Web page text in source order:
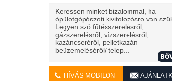
Keressen minket bizalommal, ha
épületgépészeti kivitelezésre van
Legyen szó fűtésszerelésről,
gázszerelésről, vízszerelésről,
kazáncseréről, pelletkazán
beüzemeléséről/ telep...
HÍVÁS MOBILON